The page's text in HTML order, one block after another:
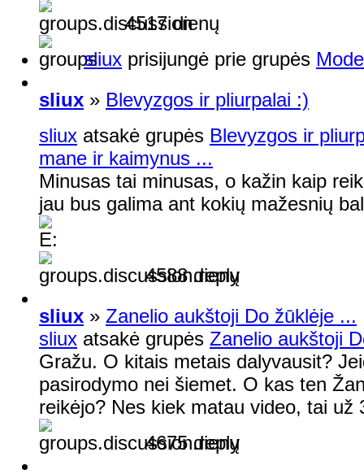
4517 dienų
sliux prisijungė prie grupės
sliux » Blevyzgos ir pliurpalai :)
sliux atsakė grupės Blevyzgos ir
mane ir kaimynus ...
Minusas tai minusas, o kažin kaip
jau bus galima ant kokių mažesnių
4588 dienų
sliux » Zanelio aukštoji Do žūklėje ...
sliux atsakė grupės Zanelio aukštoji
Gražu. O kitais metais dalyvausit?
pasirodymo nei šiemet. O kas ten
reikėjo? Nes kiek matau video, tai
4675 dienų